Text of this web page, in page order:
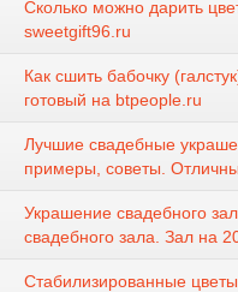
Сколько можно дарить
sweetgift96.ru
Как сшить бабочку
готовый на btpeople.ru
Лучшие свадебные
примеры, советы.
Украшение свадебного
свадебного зала. Зал на
Стабилизированные